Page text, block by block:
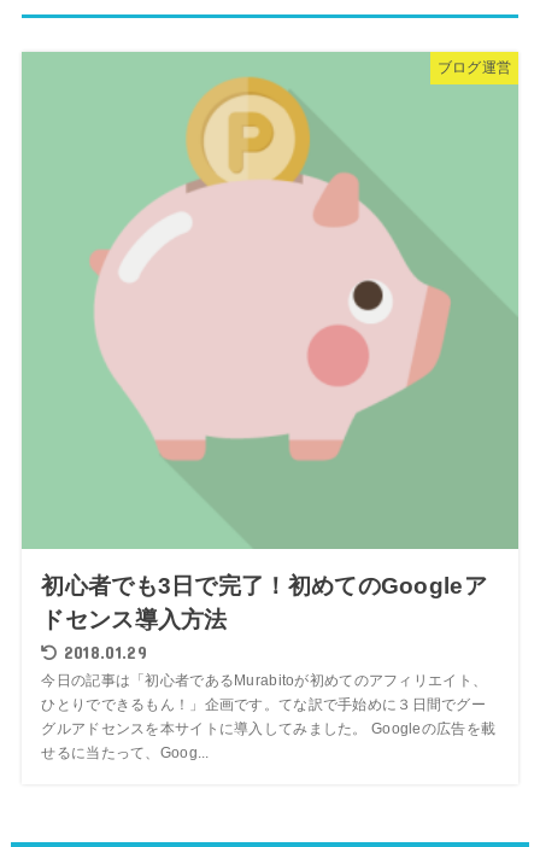
ブログ運営
初心者でも3日で完了！初めてのGoogleア
ドセンス導入方法
2018.01.29
今日の記事は「初心者であるMurabitoが初めてのアフィリエイト、
ひとりでできるもん！」企画です。てな訳で手始めに３日間でグー
グルアドセンスを本サイトに導入してみました。 Googleの広告を載
せるに当たって、Goog...